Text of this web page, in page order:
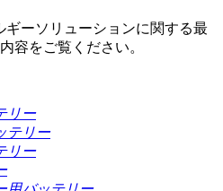
ギーソリューションに関する最
容をご覧ください。
リー
テリー
リー